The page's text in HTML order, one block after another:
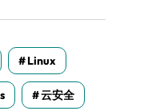
Linux
云安全